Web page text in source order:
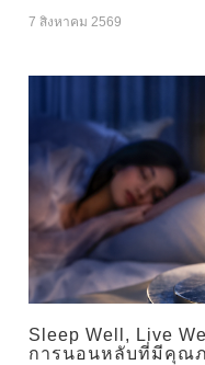
7 สิงหาคม 2569
Sleep Well, Live
การนอนหลับที่มีคุณ